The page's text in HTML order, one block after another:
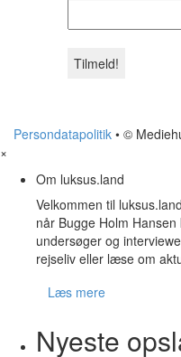
Persondatapolitik • ©
×
Om luksus.land
Velkommen til
når Bugge Holm
undersøger og
rejseliv eller læse om
Læs mere
Nyeste